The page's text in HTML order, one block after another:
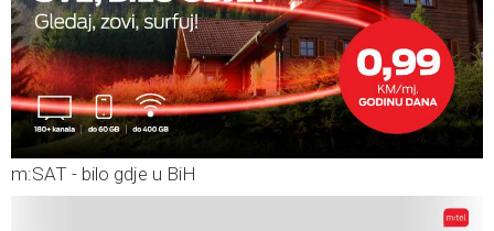
m:SAT - bilo gdje u BiH